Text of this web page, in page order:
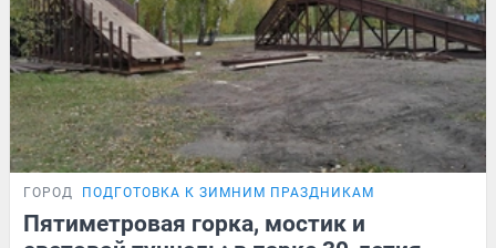
ГОРОД ПОДГОТОВКА К ЗИМНИМ ПРАЗДНИКАМ
Пятиметровая горка, мостик и